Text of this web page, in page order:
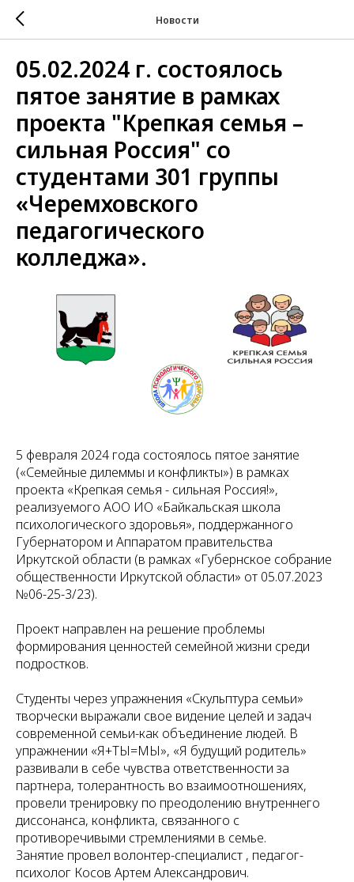
Новости
05.02.2024 г. состоялось
пятое занятие в рамках
проекта "Крепкая семья –
сильная Россия" со
студентами 301 группы
«Черемховского
педагогического
колледжа».
5 февраля 2024 года состоялось пятое занятие
(«Семейные дилеммы и конфликты») в рамках
проекта «Крепкая семья - сильная Россия!»,
реализуемого АОО ИО «Байкальская школа
психологического здоровья», поддержанного
Губернатором и Аппаратом правительства
Иркутской области (в рамках «Губернское собрание
общественности Иркутской области» от 05.07.2023
№06-25-3/23).
Проект направлен на решение проблемы
формирования ценностей семейной жизни среди
подростков.
Студенты через упражнения «Скульптура семьи»
творчески выражали свое видение целей и задач
современной семьи-как объединение людей. В
упражнении «Я+ТЫ=МЫ», «Я будущий родитель»
развивали в себе чувства ответственности за
партнера, толерантность во взаимоотношениях,
провели тренировку по преодолению внутреннего
диссонанса, конфликта, связанного с
противоречивыми стремлениями в семье.
Занятие провел волонтер-специалист , педагог-
психолог Косов Артем Александрович.